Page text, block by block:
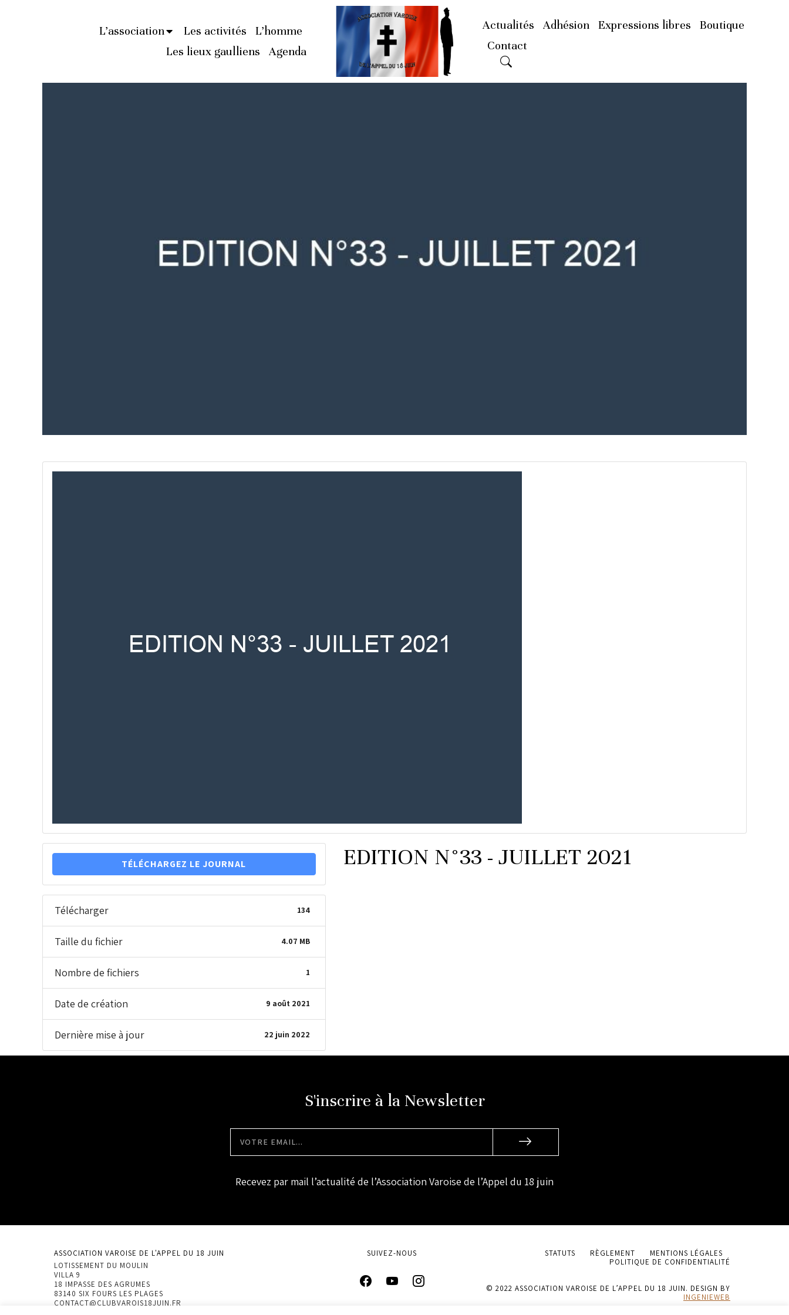
L’association Les activités
L’homme
Les lieux gaulliens
Agenda
Actualités Adhésion Expressions libres
Boutique
Contact
TÉLÉCHARGEZ LE JOURNAL
Télécharger 134
Taille du fichier 4.07 MB
Nombre de fichiers 1
Date de création 9 août 2021
Dernière mise à jour 22 juin 2022
EDITION N°33 - JUILLET 2021
S'inscrire à la Newsletter
Recevez par mail l’actualité de l’Association Varoise de l’Appel du 18 juin
ASSOCIATION VAROISE DE L'APPEL DU 18 JUIN
LOTISSEMENT DU MOULIN
VILLA 9
18 IMPASSE DES AGRUMES
83140 SIX FOURS LES PLAGES
CONTACT@CLUBVAROIS18JUIN.FR
SUIVEZ-NOUS STATUTS RÈGLEMENT
MENTIONS LÉGALES
POLITIQUE DE CONFIDENTIALITÉ
© 2022 ASSOCIATION VAROISE DE L’APPEL DU 18 JUIN. DESIGN BY
INGENIEWEB